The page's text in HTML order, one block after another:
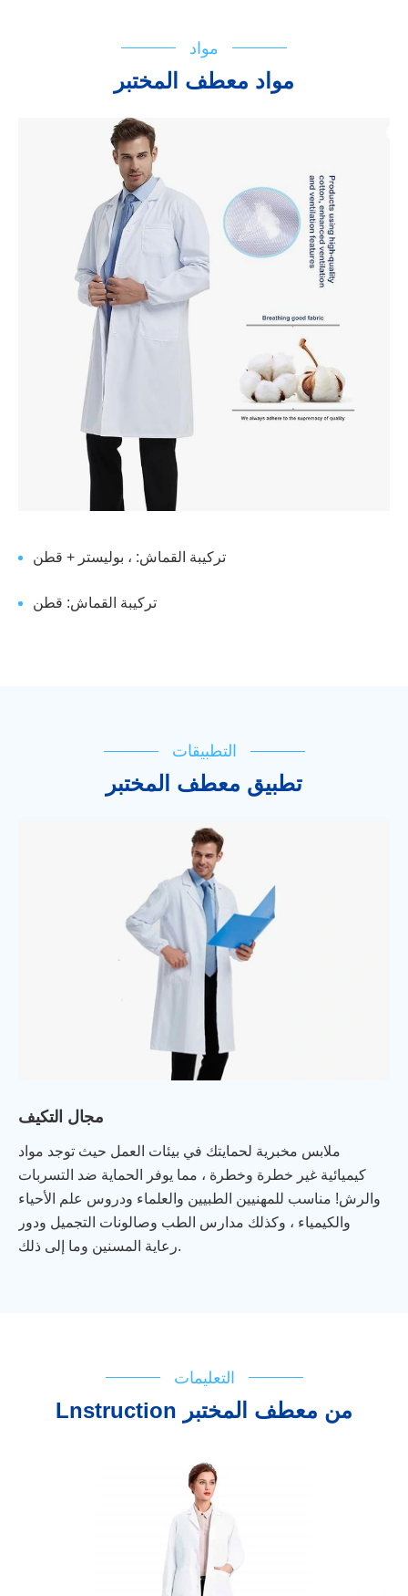
مواد
مواد معطف المختبر
تركيبة القماش: ، بوليستر + قطن
تركيبة القماش: قطن
التطبيقات
تطبيق معطف المختبر
مجال التكيف
ملابس مخبرية لحمايتك في بيئات العمل حيث توجد مواد
كيميائية غير خطرة وخطرة ، مما يوفر الحماية ضد التسربات
والرش! مناسب للمهنيين الطبيين والعلماء ودروس علم الأحياء
والكيمياء ، وكذلك مدارس الطب وصالونات التجميل ودور
رعاية المسنين وما إلى ذلك.
التعليمات
Lnstruction من معطف المختبر